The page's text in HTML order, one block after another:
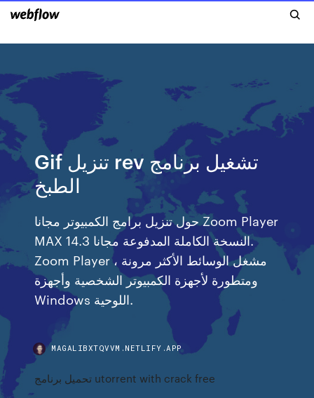
Gif تنزيل rev تشغيل برنامج
الطبخ
حول تنزيل برامج الكمبيوتر مجانا Zoom Player
MAX 14.3 النسخة الكاملة المدفوعة مجانا.
Zoom Player ، مشغل الوسائط الأكثر مرونة
ومتطورة لأجهزة الكمبيوتر الشخصية وأجهزة
Windows اللوحية.
MAGALIBXTQVVM.NETLIFY.APP
تحميل برنامج utorrent with crack free